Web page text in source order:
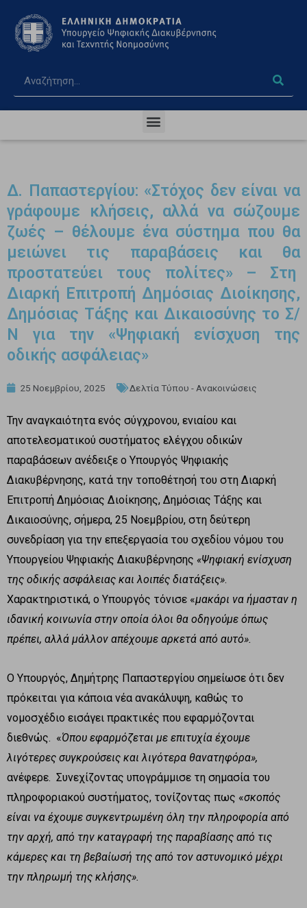
Δ. Παπαστεργίου: «Στόχος δεν είναι να
γράφουμε κλήσεις, αλλά να σώζουμε
ζωές – θέλουμε ένα σύστημα που θα
μειώνει τις παραβάσεις και θα
προστατεύει τους πολίτες» – Στη
Διαρκή Επιτροπή Δημόσιας Διοίκησης,
Δημόσιας Τάξης και Δικαιοσύνης το Σ/
Ν για την «Ψηφιακή ενίσχυση της
οδικής ασφάλειας»
25 Νοεμβρίου, 2025 Δελτία Τύπου - Ανακοινώσεις
Την αναγκαιότητα ενός σύγχρονου, ενιαίου και
αποτελεσματικού συστήματος ελέγχου οδικών
παραβάσεων ανέδειξε ο Υπουργός Ψηφιακής
Διακυβέρνησης, κατά την τοποθέτησή του στη Διαρκή
Επιτροπή Δημόσιας Διοίκησης, Δημόσιας Τάξης και
Δικαιοσύνης, σήμερα, 25 Νοεμβρίου, στη δεύτερη
συνεδρίαση για την επεξεργασία του σχεδίου νόμου του
Υπουργείου Ψηφιακής Διακυβέρνησης «Ψηφιακή ενίσχυση
της οδικής ασφάλειας και λοιπές διατάξεις».
Χαρακτηριστικά, ο Υπουργός τόνισε «μακάρι να ήμασταν η
ιδανική κοινωνία στην οποία όλοι θα οδηγούμε όπως
πρέπει, αλλά μάλλον απέχουμε αρκετά από αυτό».
Ο Υπουργός, Δημήτρης Παπαστεργίου σημείωσε ότι δεν
πρόκειται για κάποια νέα ανακάλυψη, καθώς το
νομοσχέδιο εισάγει πρακτικές που εφαρμόζονται
διεθνώς. «Όπου εφαρμόζεται με επιτυχία έχουμε
λιγότερες συγκρούσεις και λιγότερα θανατηφόρα»,
ανέφερε. Συνεχίζοντας υπογράμμισε τη σημασία του
πληροφοριακού συστήματος, τονίζοντας πως «σκοπός
είναι να έχουμε συγκεντρωμένη όλη την πληροφορία από
την αρχή, από την καταγραφή της παραβίασης από τις
κάμερες και τη βεβαίωσή της από τον αστυνομικό μέχρι
την πληρωμή της κλήσης».